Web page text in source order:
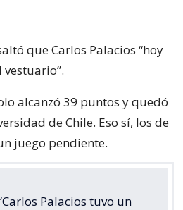
que Carlos Palacios “hoy
vestuario”.
alcanzó 39 puntos y quedó
de Chile. Eso sí, los de
juego pendiente.
Palacios tuvo un